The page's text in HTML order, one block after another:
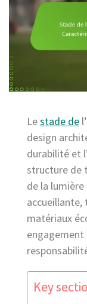
Lestade de
design
durabilité et
structure de
de la
accueillante,
matériaux
Key